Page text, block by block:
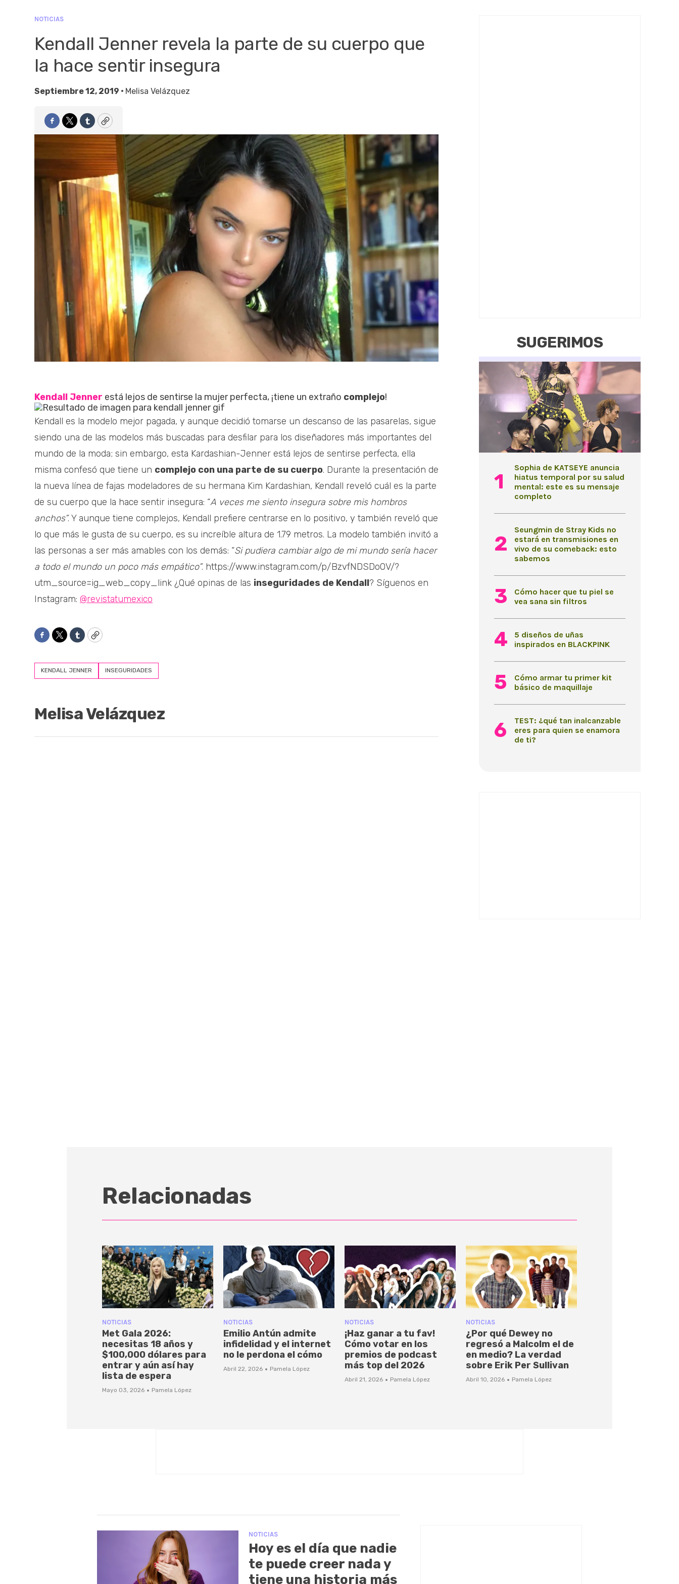
NOTICIAS
Kendall Jenner revela la parte de su cuerpo que
la hace sentir insegura
Septiembre 12, 2019 • Melisa Velázquez
Facebook
TwitterTumblrCopy
Kendall Jenner está lejos de sentirse la mujer perfecta, ¡tiene un extraño complejo!
Kendall es la modelo mejor pagada, y aunque decidió tomarse un descanso de las pasarelas, sigue
siendo una de las modelos más buscadas para desfilar para los diseñadores más importantes del
mundo de la moda; sin embargo, esta Kardashian-Jenner está lejos de sentirse perfecta, ella
misma confesó que tiene un complejo con una parte de su cuerpo. Durante la presentación de
la nueva línea de fajas modeladores de su hermana Kim Kardashian, Kendall reveló cuál es la parte
de su cuerpo que la hace sentir insegura: “A veces me siento insegura sobre mis hombros
anchos”. Y aunque tiene complejos, Kendall prefiere centrarse en lo positivo, y también reveló que
lo que más le gusta de su cuerpo, es su increíble altura de 1.79 metros. La modelo también invitó a
las personas a ser más amables con los demás: “Si pudiera cambiar algo de mi mundo sería hacer
a todo el mundo un poco más empático”. https://www.instagram.com/p/BzvfNDSDoOV/?
utm_source=ig_web_copy_link ¿Qué opinas de las inseguridades de Kendall? Síguenos en
Instagram: @revistatumexico
Facebook
TwitterTumblrCopy
KENDALL JENNER INSEGURIDADES
Melisa Velázquez
SUGERIMOS
Sophia de KATSEYE anuncia
hiatus temporal por su salud
mental: este es su mensaje
completo
Seungmin de Stray Kids no
estará en transmisiones en
vivo de su comeback: esto
sabemos
Cómo hacer que tu piel se
vea sana sin filtros
5 diseños de uñas
inspirados en BLACKPINK
Cómo armar tu primer kit
básico de maquillaje
TEST: ¿qué tan inalcanzable
eres para quien se enamora
de ti?
Relacionadas
NOTICIAS
Met Gala 2026:
necesitas 18 años y
$100,000 dólares para
entrar y aún así hay
lista de espera
Mayo 03, 2026 · Pamela López
NOTICIAS
Emilio Antún admite
infidelidad y el internet
no le perdona el cómo
Abril 22, 2026 · Pamela López
NOTICIAS
¡Haz ganar a tu fav!
Cómo votar en los
premios de podcast
más top del 2026
Abril 21, 2026 · Pamela López
NOTICIAS
¿Por qué Dewey no
regresó a Malcolm el de
en medio? La verdad
sobre Erik Per Sullivan
Abril 10, 2026 · Pamela López
NOTICIAS
Hoy es el día que nadie
te puede creer nada y
tiene una historia más